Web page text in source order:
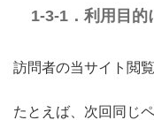
1-3-1．利用目的
訪問者の当サイト閲
たとえば、次回同じ